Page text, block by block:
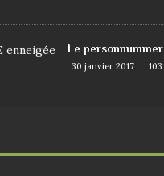
Le personnummer
30 janvier 2017 103